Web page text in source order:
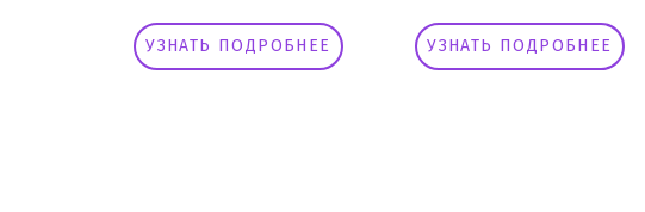
УЗНАТЬ ПОДРОБНЕЕ УЗНАТЬ ПОДРОБНЕЕ